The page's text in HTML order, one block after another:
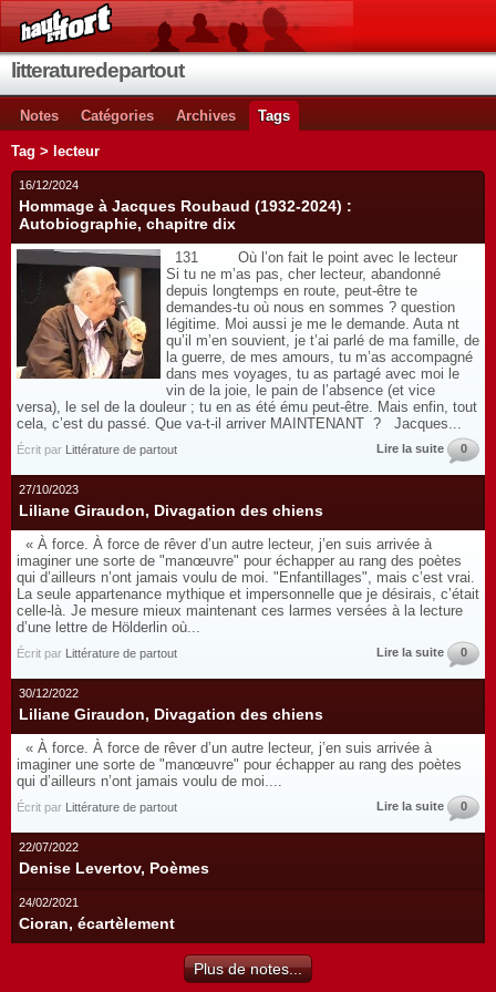
litteraturedepartout
Notes Catégories Archives Tags
Tag > lecteur
16/12/2024
Hommage à Jacques Roubaud (1932-2024) :
Autobiographie, chapitre dix
131 Où l’on fait le point avec le lecteur
Si tu ne m’as pas, cher lecteur, abandonné
depuis longtemps en route, peut-être te
demandes-tu où nous en sommes ? question
légitime. Moi aussi je me le demande. Auta nt
qu’il m’en souvient, je t’ai parlé de ma famille, de
la guerre, de mes amours, tu m’as accompagné
dans mes voyages, tu as partagé avec moi le
vin de la joie, le pain de l’absence (et vice
versa), le sel de la douleur ; tu en as été ému peut-être. Mais enfin, tout
cela, c’est du passé. Que va-t-il arriver MAINTENANT ? Jacques...
Écrit par Littérature de partout Lire la suite 0
27/10/2023
Liliane Giraudon, Divagation des chiens
« À force. À force de rêver d’un autre lecteur, j’en suis arrivée à
imaginer une sorte de "manœuvre" pour échapper au rang des poètes
qui d’ailleurs n’ont jamais voulu de moi. "Enfantillages", mais c’est vrai.
La seule appartenance mythique et impersonnelle que je désirais, c’était
celle-là. Je mesure mieux maintenant ces larmes versées à la lecture
d’une lettre de Hölderlin où...
Écrit par Littérature de partout Lire la suite 0
30/12/2022
Liliane Giraudon, Divagation des chiens
« À force. À force de rêver d’un autre lecteur, j’en suis arrivée à
imaginer une sorte de "manœuvre" pour échapper au rang des poètes
qui d’ailleurs n’ont jamais voulu de moi....
Écrit par Littérature de partout Lire la suite 0
22/07/2022
Denise Levertov, Poèmes
24/02/2021
Cioran, écartèlement
Plus de notes...